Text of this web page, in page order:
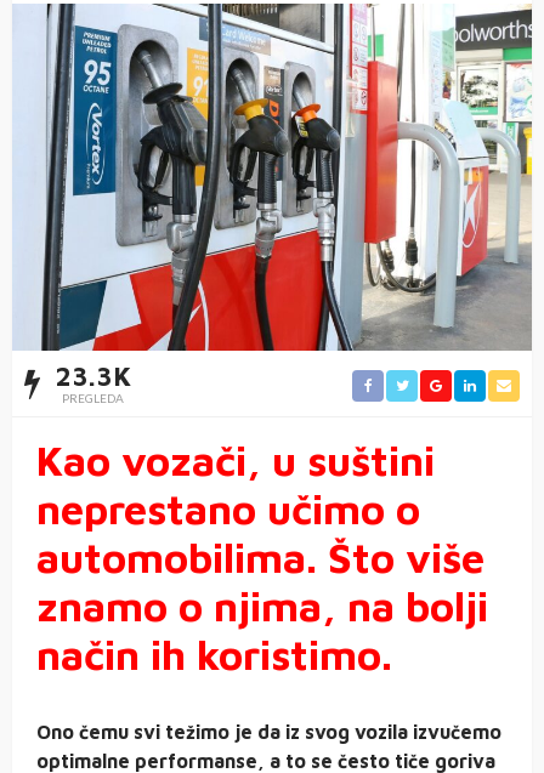
23.3K
PREGLEDA
Kao vozači, u suštini
neprestano učimo o
automobilima. Što više
znamo o njima, na bolji
način ih koristimo.
Ono čemu svi težimo je da iz svog vozila izvučemo
optimalne performanse, a to se često tiče goriva